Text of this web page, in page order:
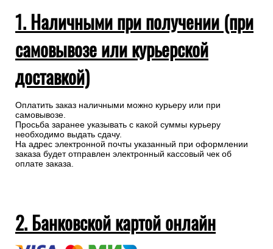
1. Наличными при получении (при
самовывозе или курьерской
доставкой)
Оплатить заказ наличными можно курьеру или при
самовывозе.
Просьба заранее указывать с какой суммы курьеру
необходимо выдать сдачу.
На адрес электронной почты указанный при оформлении
заказа будет отправлен электронный кассовый чек об
оплате заказа.
2. Банковской картой онлайн